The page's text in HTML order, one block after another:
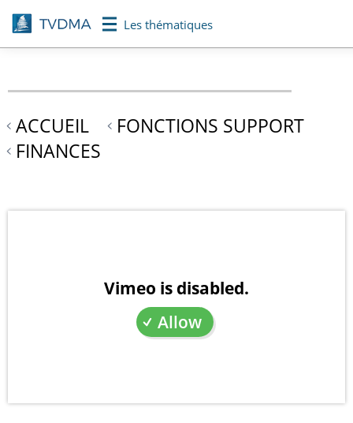
Aller
au
contenu
Les thématiques
ACCUEIL
FONCTIONS SUPPORT
FINANCES
Vimeo is disabled.
Allow